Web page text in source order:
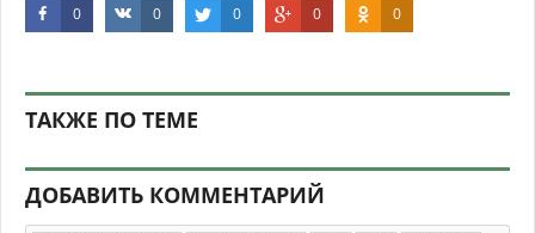
0 0 0 0 0
ТАКЖЕ ПО ТЕМЕ
ДОБАВИТЬ КОММЕНТАРИЙ